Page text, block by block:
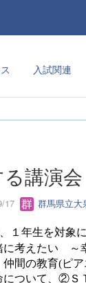
入試関連
講演会
17 群馬県立大
１年生を対象
に考えたい ～
仲間の教育(ピア
ついて、②Ｓ